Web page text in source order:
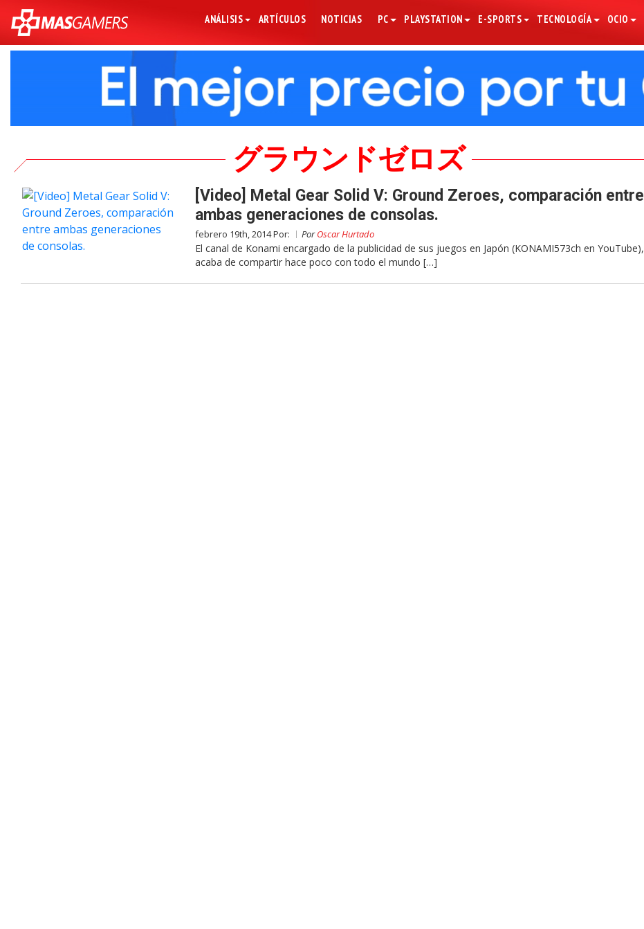
ANÁLISIS ARTÍCULOS NOTICIAS PC PLAYSTATION E-SPORTS TECNOLOGÍA OCIO
グラウンドゼロズ
[Video] Metal Gear Solid V: Ground Zeroes, comparación entre
ambas generaciones de consolas.
febrero 19th, 2014 Por: PorOscar Hurtado
El canal de Konami encargado de la publicidad de sus juegos en Japón (KONAMI573ch en YouTube),
acaba de compartir hace poco con todo el mundo […]